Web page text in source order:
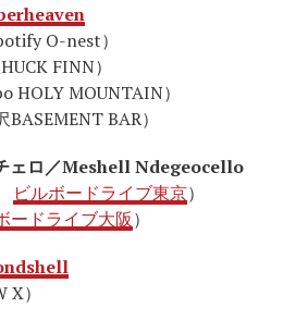
O-nest）
FINN）
MOUNTAIN）
BAR）
ェロ／Meshell Ndegeocello
ビルボードライブ東京）
ードライブ大阪）
）